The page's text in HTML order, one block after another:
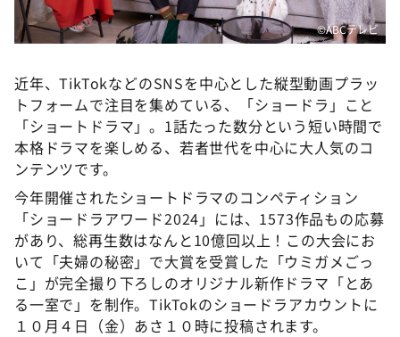
教えて！ニュースライブ 正義のミカタ
新婚さんいらっしゃい！
ポツンと一軒家
ザキ山小屋本館
ぺこぱのまるスポ
アナ回覧板
©ABCテレビ
近年、TikTokなどのSNSを中心とした縦型動画プラッ
トフォームで注目を集めている、「ショードラ」こと
「ショートドラマ」。1話たった数分という短い時間で
本格ドラマを楽しめる、若者世代を中心に大人気のコ
ンテンツです。
今年開催されたショートドラマのコンペティション
「ショードラアワード2024」には、1573作品もの応募
があり、総再生数はなんと10億回以上！この大会にお
いて「夫婦の秘密」で大賞を受賞した「ウミガメごっ
こ」が完全撮り下ろしのオリジナル新作ドラマ「とあ
る一室で」を制作。TikTokのショードラアカウントに
１０月４日（金）あさ１０時に投稿されます。